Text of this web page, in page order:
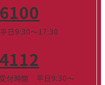
日9:30～17:30
付時間 平日9:30～